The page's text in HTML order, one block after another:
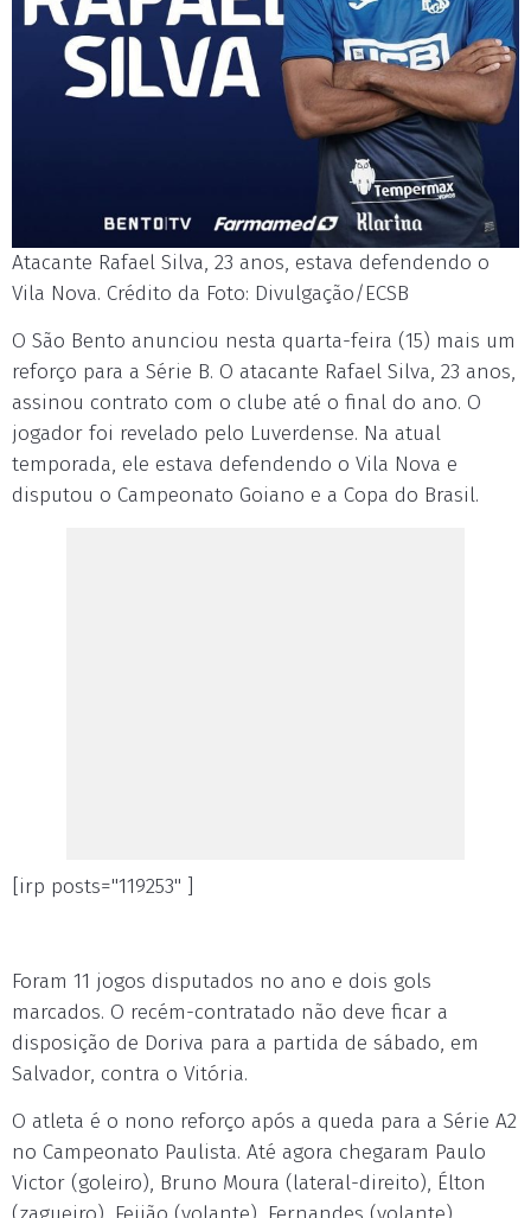
Atacante Rafael Silva, 23 anos, estava defendendo o
Vila Nova. Crédito da Foto: Divulgação/ECSB
O São Bento anunciou nesta quarta-feira (15) mais um
reforço para a Série B. O atacante Rafael Silva, 23 anos,
assinou contrato com o clube até o final do ano. O
jogador foi revelado pelo Luverdense. Na atual
temporada, ele estava defendendo o Vila Nova e
disputou o Campeonato Goiano e a Copa do Brasil.
[irp posts="119253" ]
Foram 11 jogos disputados no ano e dois gols
marcados. O recém-contratado não deve ficar a
disposição de Doriva para a partida de sábado, em
Salvador, contra o Vitória.
O atleta é o nono reforço após a queda para a Série A2
no Campeonato Paulista. Até agora chegaram Paulo
Victor (goleiro), Bruno Moura (lateral-direito), Élton